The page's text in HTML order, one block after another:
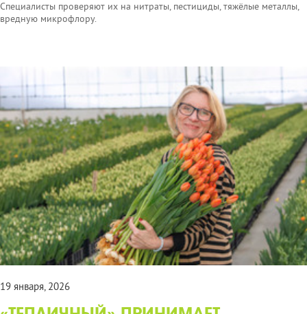
Специалисты проверяют их на нитраты, пестициды, тяжёлые металлы,
вредную микрофлору.
19 января, 2026